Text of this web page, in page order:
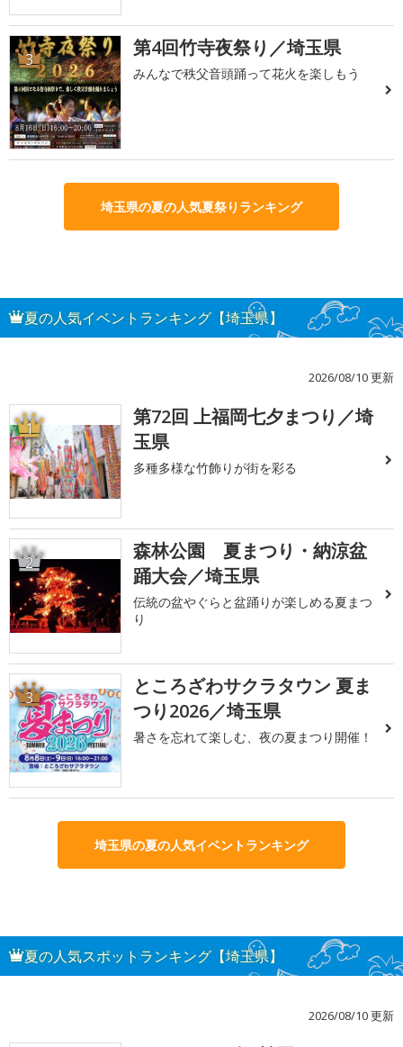
3 第4回竹寺夜祭り／埼玉県
みんなで秩父音頭踊って花火を楽しもう
埼玉県の夏の人気夏祭りランキング
夏の人気イベントランキング【埼玉県】
2026/08/10 更新
1
第72回 上福岡七夕まつり／埼
玉県
多種多様な竹飾りが街を彩る
2
森林公園 夏まつり・納涼盆
踊大会／埼玉県
伝統の盆やぐらと盆踊りが楽しめる夏まつ
り
3
ところざわサクラタウン 夏ま
つり2026／埼玉県
暑さを忘れて楽しむ、夜の夏まつり開催！
埼玉県の夏の人気イベントランキング
夏の人気スポットランキング【埼玉県】
2026/08/10 更新